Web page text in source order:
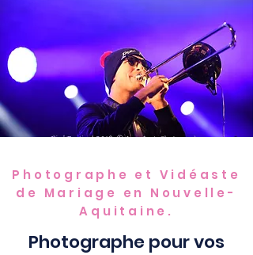
Photographe et Vidéaste
de Mariage en Nouvelle-
Aquitaine.
Photographe pour vos